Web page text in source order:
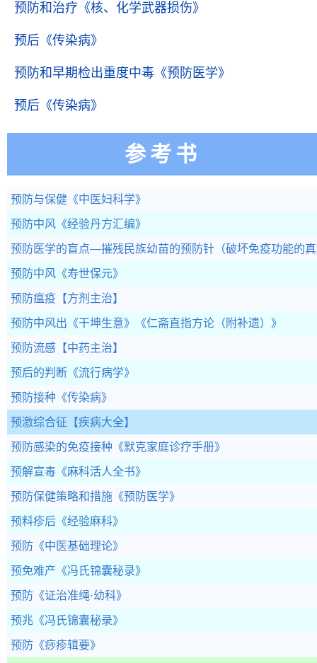
预防和治疗 《核、化学武器损伤》
预后 《传染病》
预防和早期检出重度中毒 《预防医学》
预后 《传染病》
参考书
预防与保健 《中医妇科学》
预防中风 《经验丹方汇编》
预防医学的盲点―摧残民族幼苗的预防针（破坏免疫功能的
预防中风 《寿世保元》
预防瘟疫 【方剂主治】
预防中风出《干坤生意》 《仁斋直指方论（附补遗）》
预防流感 【中药主治】
预后的判断 《流行病学》
预防接种 《传染病》
预激综合征 【疾病大全】
预防感染的免疫接种 《默克家庭诊疗手册》
预解宣毒 《麻科活人全书》
预防保健策略和措施 《预防医学》
预料疹后 《经验麻科》
预防 《中医基础理论》
预免难产 《冯氏锦囊秘录》
预防 《证治准绳·幼科》
预兆 《冯氏锦囊秘录》
预防 《痧疹辑要》